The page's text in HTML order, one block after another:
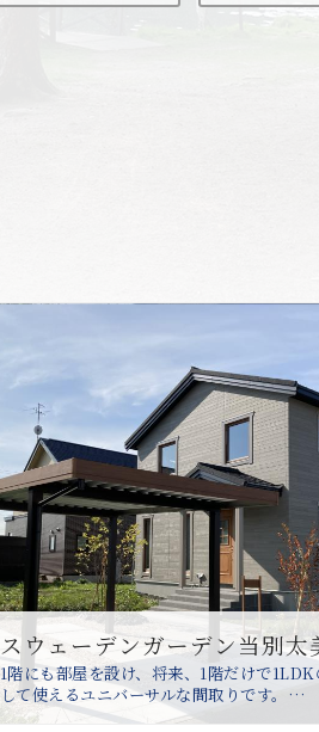
1階にも部屋を設け、将来、1階だけで1LDK
して使えるユニバーサルな間取りです。…